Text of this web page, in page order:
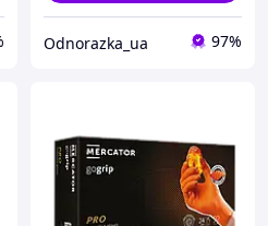
Odnorazka_ua 97%